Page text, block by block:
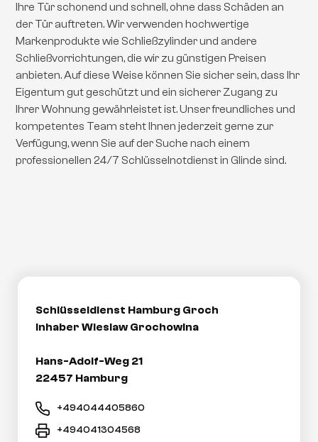
Ihre Tür schonend und schnell, ohne dass Schäden an
der Tür auftreten. Wir verwenden hochwertige
Markenprodukte wie Schließzylinder und andere
Schließvorrichtungen, die wir zu günstigen Preisen
anbieten. Auf diese Weise können Sie sicher sein, dass Ihr
Eigentum gut geschützt und ein sicherer Zugang zu
Ihrer Wohnung gewährleistet ist. Unser freundliches und
kompetentes Team steht Ihnen jederzeit gerne zur
Verfügung, wenn Sie auf der Suche nach einem
professionellen 24/7 Schlüsselnotdienst in Glinde sind.
Schlüsseldienst Hamburg Groch
Inhaber Wieslaw Grochowina
Hans-Adolf-Weg 21
22457 Hamburg
+494044405860
+494041304568